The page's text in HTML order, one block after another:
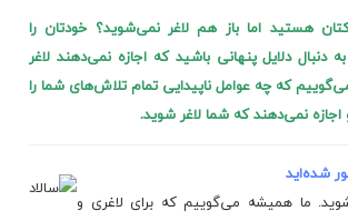
هستید اما باز هم لاغر نمی‌شوید؟ خودتان را
دنبال دلایل پنهانی باشید که اجازه نمی‌دهند لاغر
که چه عوامل ناپیدایی تمام تلاش‌های شما را
نمی‌دهند که شما لاغر شوید.
شده‌اید
ما همیشه می‌گوییم که برای لاغری و